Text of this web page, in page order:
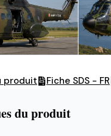
produit Fiche SDS - FR
du produit